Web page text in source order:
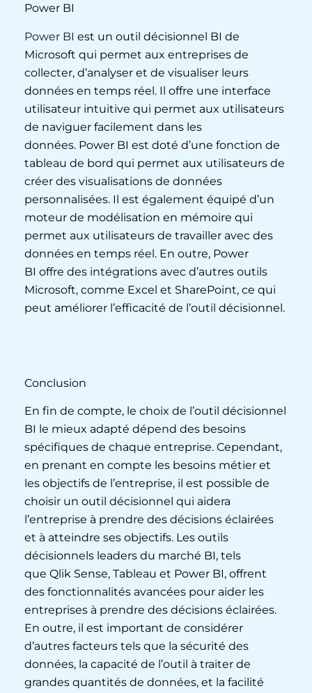
Power BI
Power BI est un outil décisionnel BI de
Microsoft qui permet aux entreprises de
collecter, d’analyser et de visualiser leurs
données en temps réel. Il offre une interface
utilisateur intuitive qui permet aux utilisateurs
de naviguer facilement dans les
données. Power BI est doté d’une fonction de
tableau de bord qui permet aux utilisateurs de
créer des visualisations de données
personnalisées. Il est également équipé d’un
moteur de modélisation en mémoire qui
permet aux utilisateurs de travailler avec des
données en temps réel. En outre, Power
BI offre des intégrations avec d’autres outils
Microsoft, comme Excel et SharePoint, ce qui
peut améliorer l’efficacité de l’outil décisionnel.
Conclusion
En fin de compte, le choix de l’outil décisionnel
BI le mieux adapté dépend des besoins
spécifiques de chaque entreprise. Cependant,
en prenant en compte les besoins métier et
les objectifs de l’entreprise, il est possible de
choisir un outil décisionnel qui aidera
l’entreprise à prendre des décisions éclairées
et à atteindre ses objectifs. Les outils
décisionnels leaders du marché BI, tels
que Qlik Sense, Tableau et Power BI, offrent
des fonctionnalités avancées pour aider les
entreprises à prendre des décisions éclairées.
En outre, il est important de considérer
d’autres facteurs tels que la sécurité des
données, la capacité de l’outil à traiter de
grandes quantités de données, et la facilité